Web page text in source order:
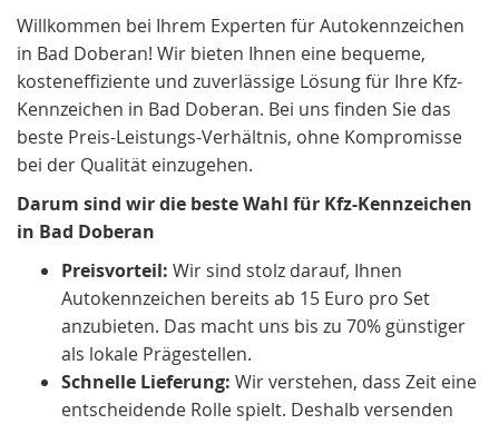
Willkommen bei Ihrem Experten für Autokennzeichen
in Bad Doberan! Wir bieten Ihnen eine bequeme,
kosteneffiziente und zuverlässige Lösung für Ihre Kfz-
Kennzeichen in Bad Doberan. Bei uns finden Sie das
beste Preis-Leistungs-Verhältnis, ohne Kompromisse
bei der Qualität einzugehen.
Darum sind wir die beste Wahl für Kfz-Kennzeichen
in Bad Doberan
Preisvorteil: Wir sind stolz darauf, Ihnen
Autokennzeichen bereits ab 15 Euro pro Set
anzubieten. Das macht uns bis zu 70% günstiger
als lokale Prägestellen.
Schnelle Lieferung: Wir verstehen, dass Zeit eine
entscheidende Rolle spielt. Deshalb versenden